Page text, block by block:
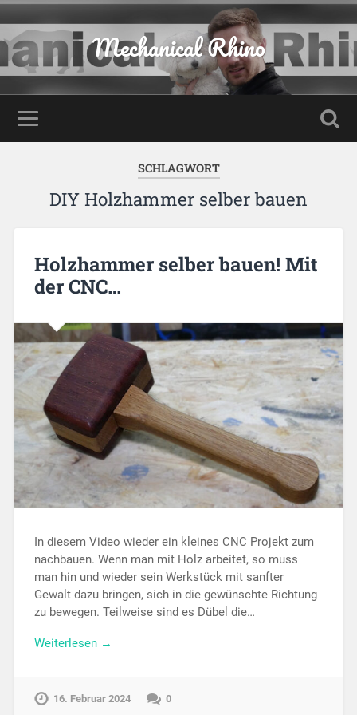
Mechanical Rhino
SCHLAGWORT
DIY Holzhammer selber bauen
Holzhammer selber bauen! Mit
der CNC…
In diesem Video wieder ein kleines CNC Projekt zum
nachbauen. Wenn man mit Holz arbeitet, so muss
man hin und wieder sein Werkstück mit sanfter
Gewalt dazu bringen, sich in die gewünschte Richtung
zu bewegen. Teilweise sind es Dübel die…
Weiterlesen →
16. Februar 2024 0